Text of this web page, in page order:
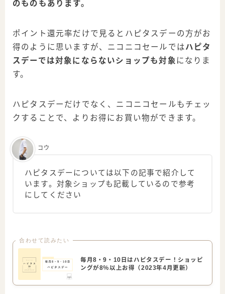
のものもあります。
ポイント還元率だけで見るとハピタスデーの方がお
得のように思いますが、ニコニコセールではハピタ
スデーでは対象にならないショップも対象 になりま
す。
ハピタスデーだけでなく、ニコニコセールもチェッ
クすることで、よりお得にお買い物ができます。
ハピタスデーについては以下の記事で紹介して
います。対象ショップも記載しているので参考
にしてください
コウ
合わせて読みたい
毎月8・9・10日はハピタスデー！ショッピ
ングが8％以上お得（2023年4月更新）